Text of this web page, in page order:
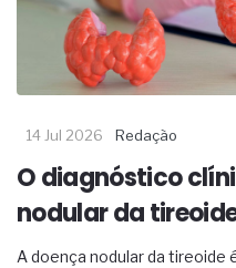
14 Jul 2026 Redação
O diagnóstico
nodular da
A doença nodular da tireoide